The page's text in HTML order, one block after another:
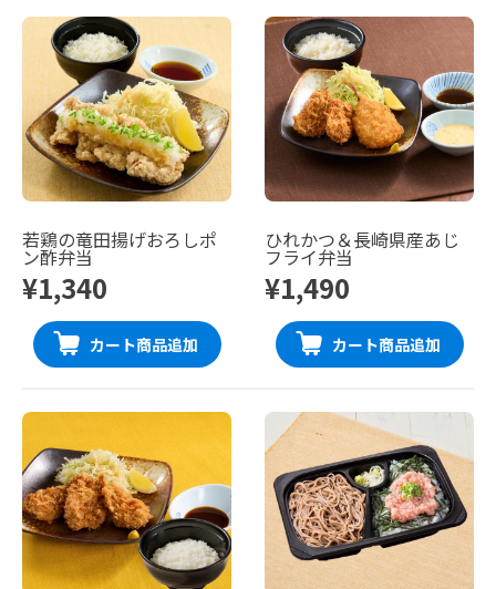
若鶏の竜田揚げおろしポ
ン酢弁当
¥1,340
カート商品追加
ひれかつ＆長崎県産あじ
フライ弁当
¥1,490
カート商品追加